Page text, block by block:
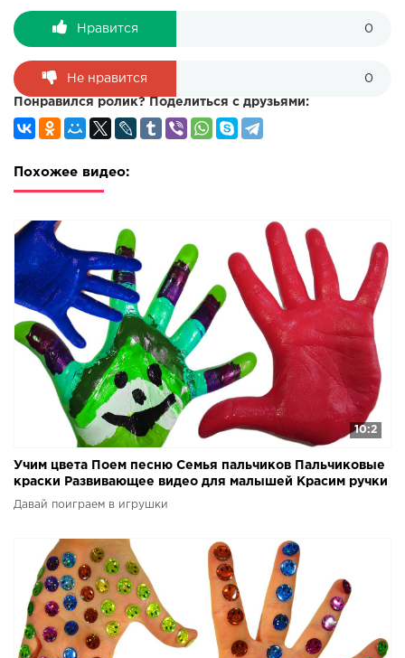
Мультик для девочек - куклы пупс - дочки матери на
русском. Холодное сердце Принцессы Диснея Эльза и
поиграем в игрушки посвящен развитию ребенка, также
различным куклам из мультиков и другим темам которые
будут интересны и мальчикам и девочкам. Развивающие
видео посвященные темам: изучаем цвета и лопаем
также Мультик для девочек Сериал Игрушечные
приключения Маши и Даши. Различные герои
мультфильмов будут веселиться, шалить и учить в
различных игровых ситуациях. Google+ Твиттер:
Нравится 0
Не нравится 0
Понравился ролик? Поделиться с друзьями:
Похожее видео:
10:2
Учим цвета Поем песню Семья пальчиков Пальчиковые
краски Развивающее видео для малышей Красим ручки
Давай поиграем в игрушки